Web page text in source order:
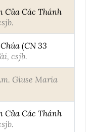
Của Các Thánh
(CN 33
csjb.
Giuse Maria
Của Các Thánh